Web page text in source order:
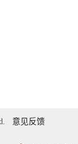
意见反馈